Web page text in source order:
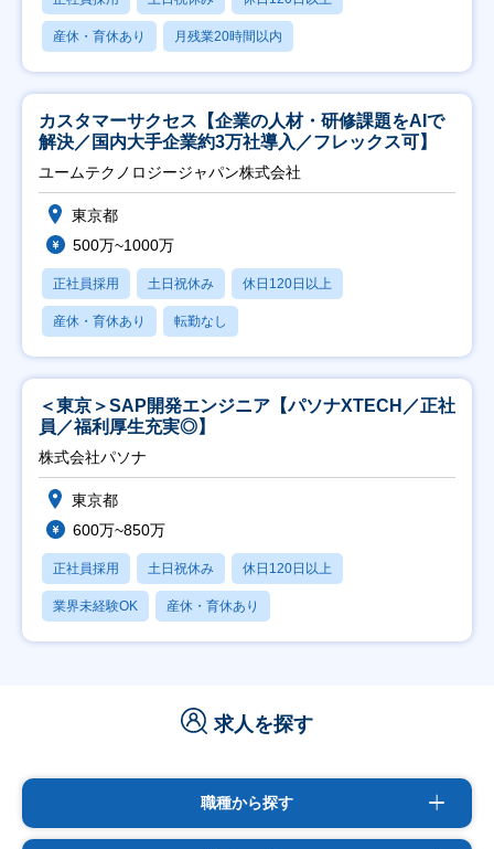
産休・育休あり 月残業20時間以内
カスタマーサクセス【企業の人材・研修課題をAIで
解決／国内大手企業約3万社導入／フレックス可】
ユームテクノロジージャパン株式会社
東京都
500万~1000万
正社員採用 土日祝休み 休日120日以上
産休・育休あり 転勤なし
＜東京＞SAP開発エンジニア【パソナXTECH／正社
員／福利厚生充実◎】
株式会社パソナ
東京都
600万~850万
正社員採用 土日祝休み 休日120日以上
業界未経験OK 産休・育休あり
求人を探す
職種から探す